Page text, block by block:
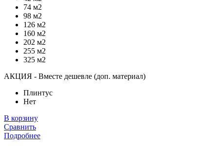
74 м2
98 м2
126 м2
160 м2
202 м2
255 м2
325 м2
АКЦИЯ - Вместе дешевле (доп. материал)
Плинтус
Нет
В корзину
Сравнить
Подробнее